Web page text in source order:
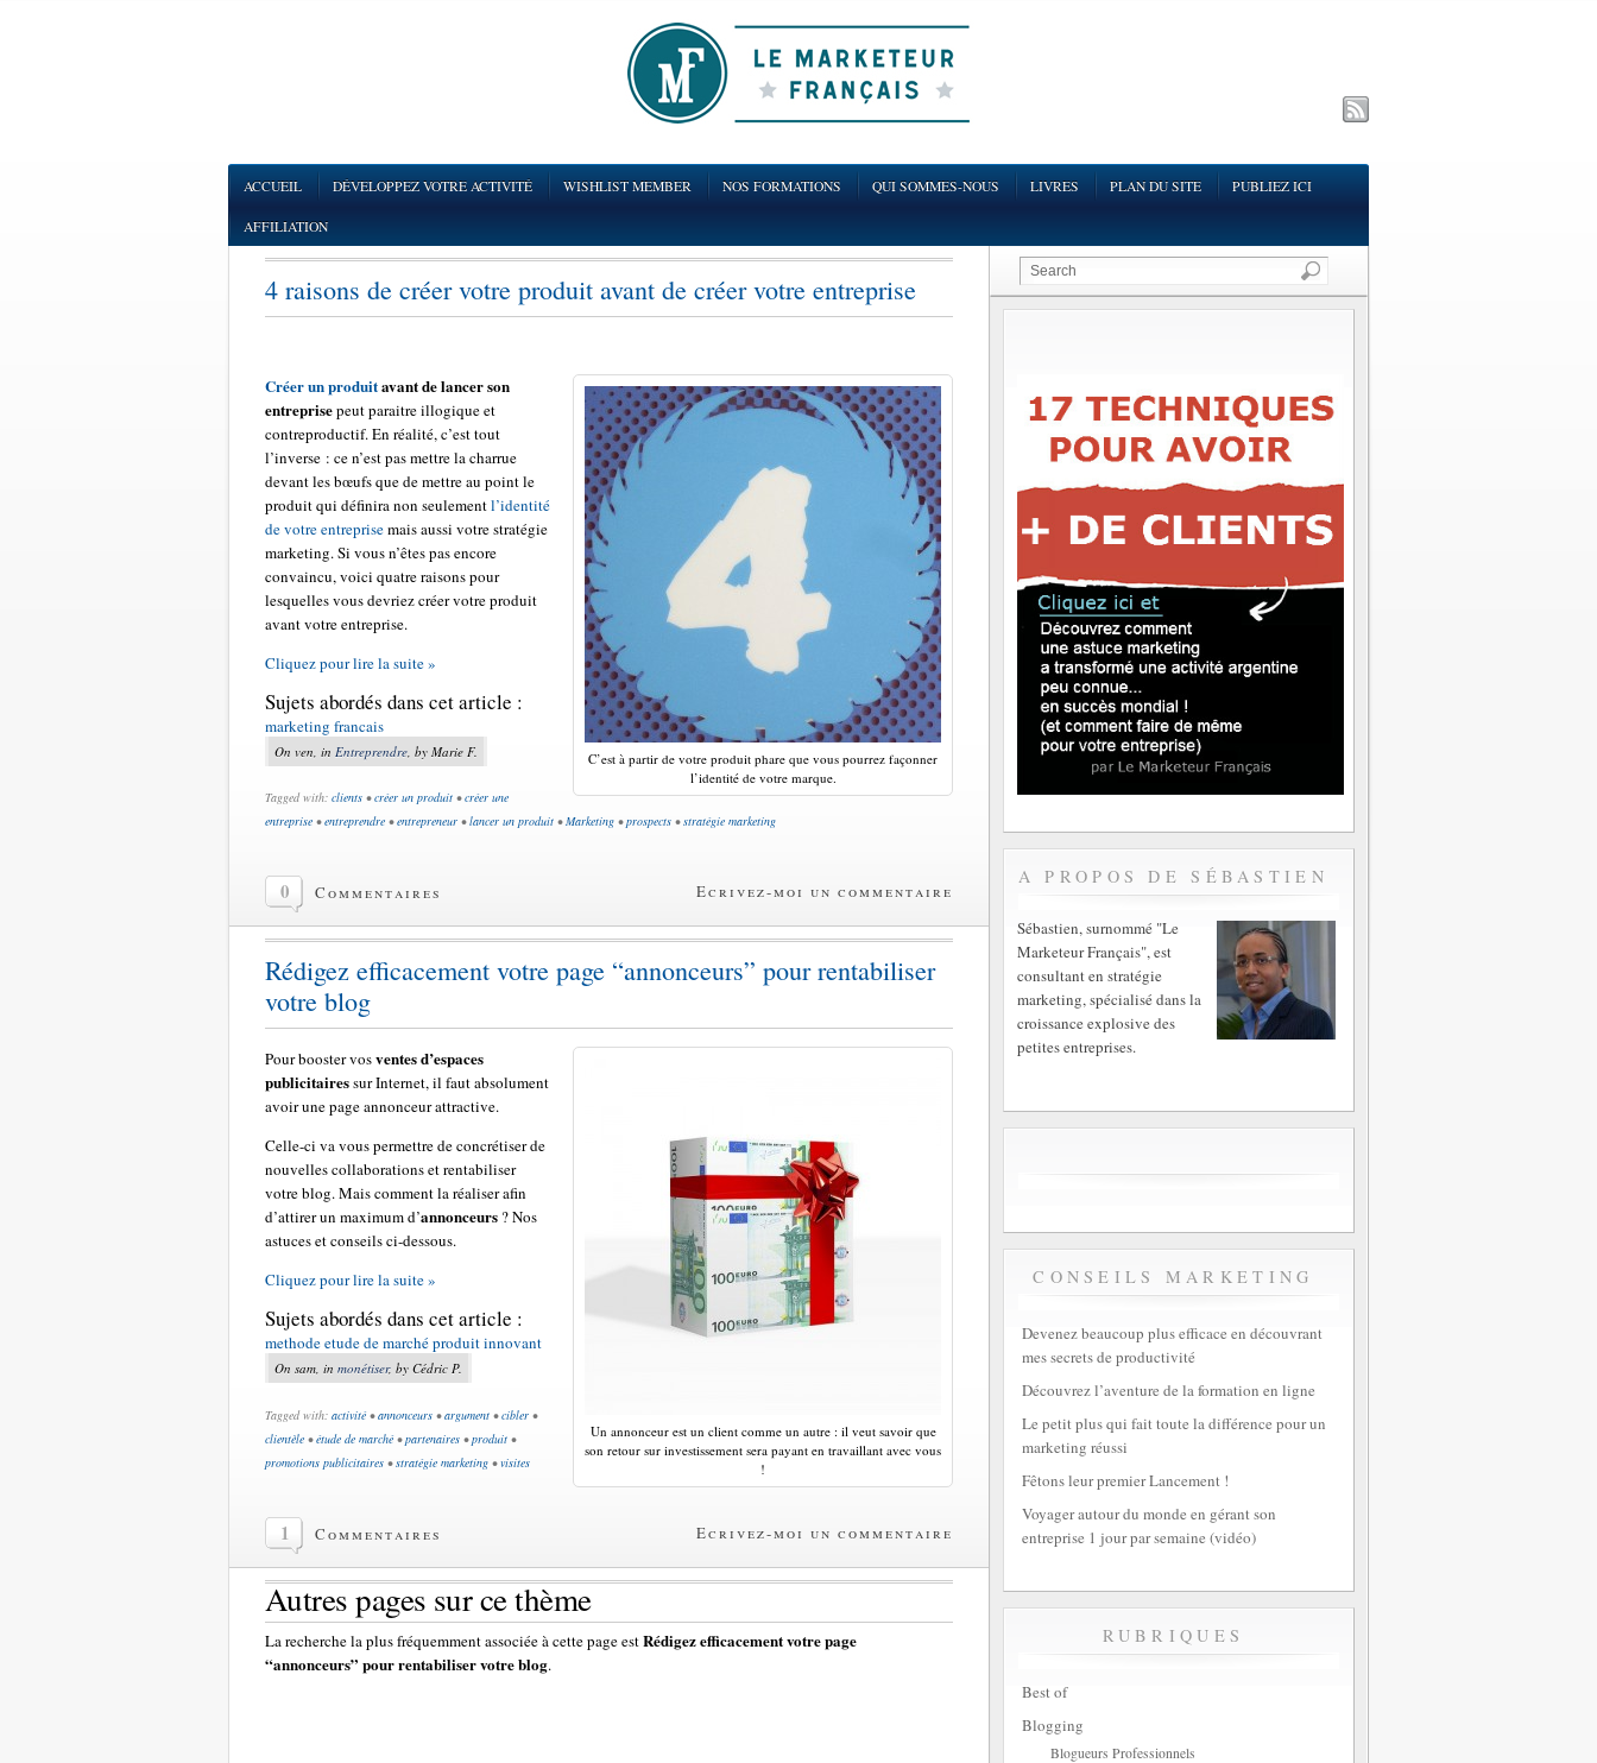
ACCUEIL DÉVELOPPEZ VOTRE ACTIVITÉ WISHLIST MEMBER NOS FORMATIONS QUI SOMMES-NOUS LIVRES PLAN DU SITE PUBLIEZ ICI
AFFILIATION
4 raisons de créer votre produit avant de créer votre entreprise
C’est à partir de votre produit phare que vous pourrez façonner
l’identité de votre marque.
Créer un produitavant de lancer son
entreprisepeut paraitre illogique et
contreproductif. En réalité, c’est tout
l’inverse : ce n’est pas mettre la charrue
devant les bœufs que de mettre au point le
produit qui définira non seulementl’identité
de votre entreprisemais aussi votre stratégie
marketing. Si vous n’êtes pas encore
convaincu, voici quatre raisons pour
lesquelles vous devriez créer votre produit
avant votre entreprise.
Cliquez pour lire la suite »
Sujets abordés dans cet article :
marketing francais
On ven, in Entreprendre, by Marie F.
Tagged with: clients •créer un produit •créer une
entreprise •entreprendre •entrepreneur •lancer un produit •Marketing •prospects •stratégie marketing
0 Commentaires Ecrivez-moi un commentaire
Rédigez efficacement votre page “annonceurs” pour rentabiliser
votre blog
Un annonceur est un client comme un autre : il veut savoir que
son retour sur investissement sera payant en travaillant avec vous
!
Pour booster vosventes d’espaces
publicitairessur Internet, il faut absolument
avoir une page annonceur attractive.
Celle-ci va vous permettre de concrétiser de
nouvelles collaborations et rentabiliser
votre blog. Mais comment la réaliser afin
d’attirer un maximum d’annonceurs ? Nos
astuces et conseils ci-dessous.
Cliquez pour lire la suite »
Sujets abordés dans cet article :
methode etude de marché produit innovant
On sam, in monétiser, by Cédric P.
Tagged with: activité •annonceurs •argument •cibler •
clientèle •étude de marché •partenaires •produit •
promotions publicitaires •stratégie marketing •visites
1 Commentaires Ecrivez-moi un commentaire
Autres pages sur ce thème
La recherche la plus fréquemment associée à cette page estRédigez efficacement votre page
“annonceurs” pour rentabiliser votre blog.
A PROPOS DE SÉBASTIEN
Sébastien, surnommé "Le
Marketeur Français", est
consultant en stratégie
marketing, spécialisé dans la
croissance explosive des
petites entreprises.
CONSEILS MARKETING
Devenez beaucoup plus efficace en découvrant
mes secrets de productivité
Découvrez l’aventure de la formation en ligne
Le petit plus qui fait toute la différence pour un
marketing réussi
Fêtons leur premier Lancement !
Voyager autour du monde en gérant son
entreprise 1 jour par semaine (vidéo)
RUBRIQUES
Best of
Blogging
Blogueurs Professionnels